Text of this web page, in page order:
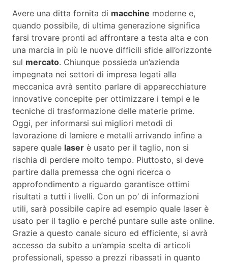
Avere una ditta fornita di macchine moderne e,
quando possibile, di ultima generazione significa
farsi trovare pronti ad affrontare a testa alta e con
una marcia in più le nuove difficili sfide all’orizzonte
sul mercato. Chiunque possieda un’azienda
impegnata nei settori di impresa legati alla
meccanica avrà sentito parlare di apparecchiature
innovative concepite per ottimizzare i tempi e le
tecniche di trasformazione delle materie prime.
Oggi, per informarsi sui migliori metodi di
lavorazione di lamiere e metalli arrivando infine a
sapere quale laser è usato per il taglio, non si
rischia di perdere molto tempo. Piuttosto, si deve
partire dalla premessa che ogni ricerca o
approfondimento a riguardo garantisce ottimi
risultati a tutti i livelli. Con un po’ di informazioni
utili, sarà possibile capire ad esempio quale laser è
usato per il taglio e perché puntare sulle aste online.
Grazie a questo canale sicuro ed efficiente, si avrà
accesso da subito a un’ampia scelta di articoli
professionali, spesso a prezzi ribassati in quanto